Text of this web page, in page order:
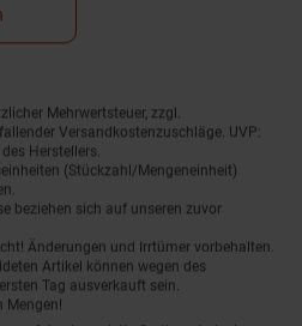
Mehrwertsteuer, zzgl.
Versandkostenzuschläge. UVP:
Herstellers.
(Stückzahl/Mengeneinheit)
beziehen sich auf unseren zuvor
Änderungen und Irrtümer vorbehalten.
Artikel können wegen des
Tag ausverkauft sein.
Mengen!